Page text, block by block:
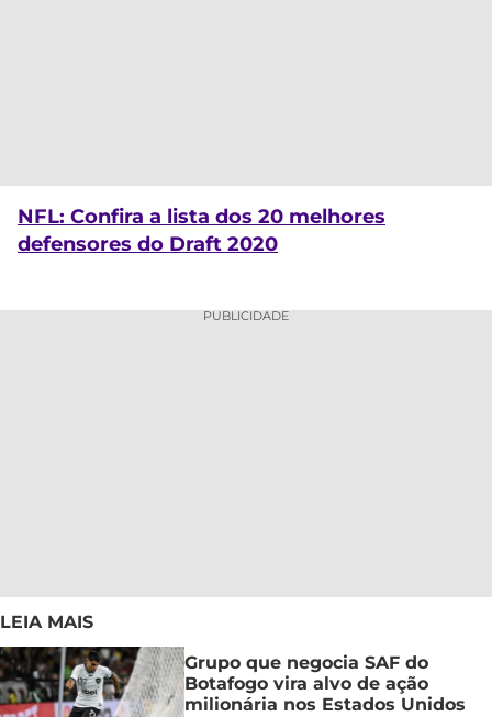
NFL: Confira a lista dos 20 melhores
defensores do Draft 2020
PUBLICIDADE
LEIA MAIS
Grupo que negocia SAF do
Botafogo vira alvo de ação
milionária nos Estados Unidos